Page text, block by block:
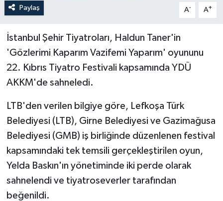
Paylaş A- A+
İstanbul Şehir Tiyatroları, Haldun Taner'in
'Gözlerimi Kaparım Vazifemi Yaparım' oyununu
22. Kıbrıs Tiyatro Festivali kapsamında YDÜ
AKKM'de sahneledi.
LTB'den verilen bilgiye göre, Lefkoşa Türk
Belediyesi (LTB), Girne Belediyesi ve Gazimağusa
Belediyesi (GMB) iş birliğinde düzenlenen festival
kapsamındaki tek temsili gerçekleştirilen oyun,
Yelda Baskın'ın yönetiminde iki perde olarak
sahnelendi ve tiyatroseverler tarafından
beğenildi.